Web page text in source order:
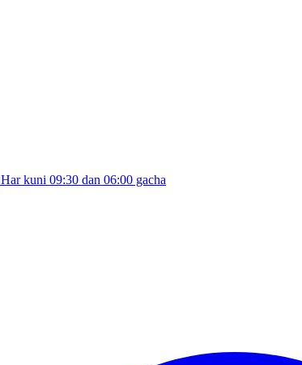
Har kuni 09:30 dan 06:00 gacha